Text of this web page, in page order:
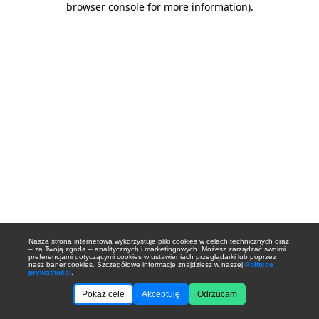
Nasza strona internetowa wykorzystuje pliki cookies w celach technicznych oraz
– za Twoją zgodą – analitycznych i marketingowych. Możesz zarządzać swoimi
preferencjami dotyczącymi cookies w ustawieniach przeglądarki lub poprzez
nasz baner cookies. Szczegółowe informacje znajdziesz w naszej Polityce
prywatności
Pokaż cele Akceptuję Odrzucam
browser console for more information).